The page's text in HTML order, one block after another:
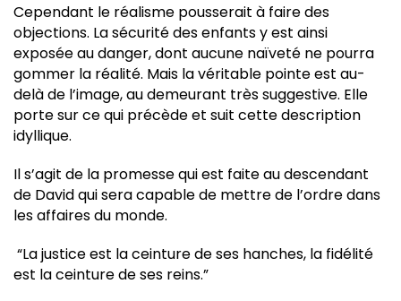
Cependant le réalisme pousserait à faire des
objections. La sécurité des enfants y est ainsi
exposée au danger, dont aucune naïveté ne pourra
gommer la réalité. Mais la véritable pointe est au-
delà de l’image, au demeurant très suggestive. Elle
porte sur ce qui précède et suit cette description
idyllique.
Il s’agit de la promesse qui est faite au descendant
de David qui sera capable de mettre de l’ordre dans
les affaires du monde.
“La justice est la ceinture de ses hanches, la fidélité
est la ceinture de ses reins.”